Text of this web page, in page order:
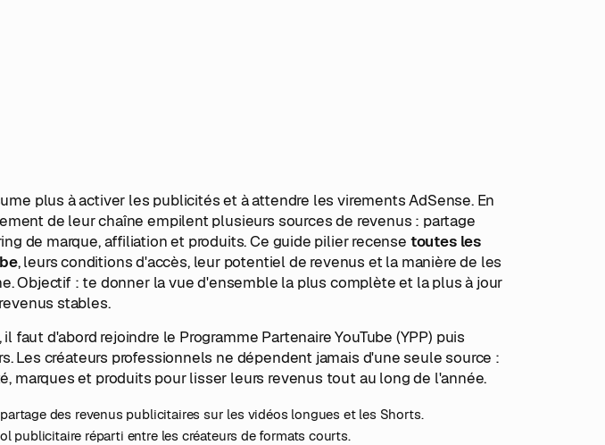
plus à activer les publicités et à attendre les virements AdSense. En
de leur chaîne empilent plusieurs sources de revenus : partage
de marque, affiliation et produits. Ce guide pilier recense toutes les
, leurs conditions d'accès, leur potentiel de revenus et la manière de les
Objectif : te donner la vue d'ensemble la plus complète et la plus à jour
stables.
faut d'abord rejoindre le Programme Partenaire YouTube (YPP) puis
Les créateurs professionnels ne dépendent jamais d'une seule source :
marques et produits pour lisser leurs revenus tout au long de l'année.
des revenus publicitaires sur les vidéos longues et les Shorts.
publicitaire réparti entre les créateurs de formats courts.